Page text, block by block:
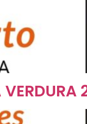
VERDURA